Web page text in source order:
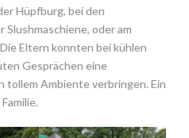
Hüpfburg, bei den
Slushmaschiene, oder am
Eltern konnten bei kühlen
Gesprächen eine
tollem Ambiente verbringen. Ein